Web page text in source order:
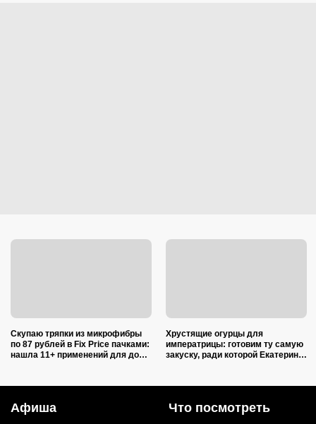
Скупаю тряпки из микрофибры
по 87 рублей в Fix Price пачками:
нашла 11+ применений для дома
Хрустящие огурцы для
императрицы: готовим ту самую
закуску, ради которой Екатерина
Афиша Что посмотреть